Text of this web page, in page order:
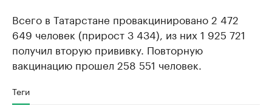
Всего в Татарстане провакцинировано 2 472
649 человек (прирост 3 434), из них 1 925 721
получил вторую прививку. Повторную
вакцинацию прошел 258 551 человек.
Теги